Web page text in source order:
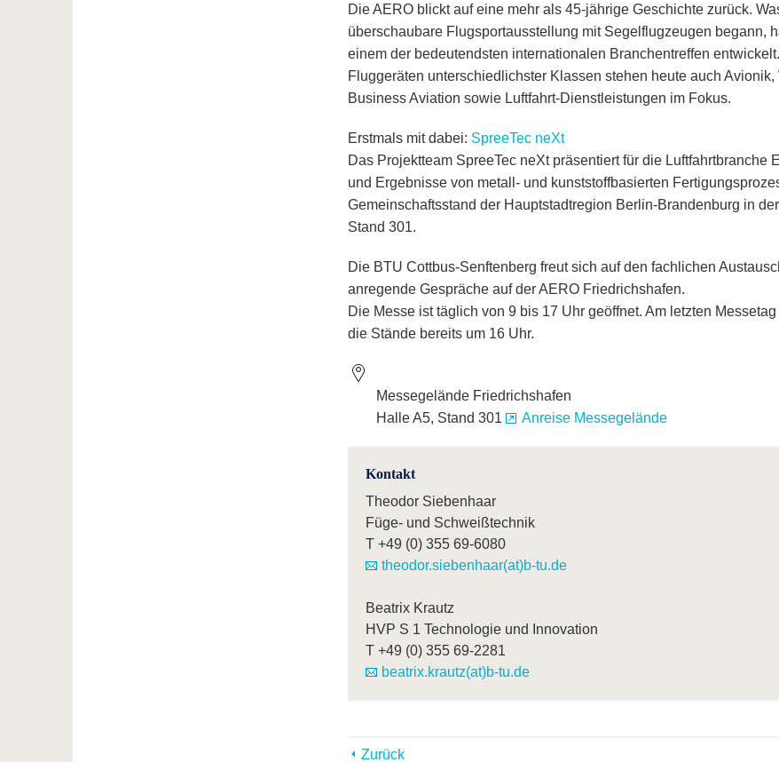
Die AERO blickt auf eine mehr als 45-jährige Geschichte zurück.
überschaubare Flugsportausstellung mit Segelflugzeugen begann,
einem der bedeutendsten internationalen Branchentreffen
Fluggeräten unterschiedlichster Klassen stehen heute auch Avionik,
Business Aviation sowie Luftfahrt-Dienstleistungen im Fokus.
Erstmals mit dabei: SpreeTec neXt
Das Projektteam SpreeTec neXt präsentiert für die Luftfahrtbranche
und Ergebnisse von metall- und kunststoffbasierten
Gemeinschaftsstand der Hauptstadtregion Berlin-Brandenburg in
Stand 301.
Die BTU Cottbus-Senftenberg freut sich auf den fachlichen
anregende Gespräche auf der AERO Friedrichshafen.
Die Messe ist täglich von 9 bis 17 Uhr geöffnet. Am letzten
die Stände bereits um 16 Uhr.
Messegelände Friedrichshafen
Halle A5, Stand 301
Anreise Messegelände
Kontakt
Theodor Siebenhaar
Füge- und Schweißtechnik
T +49 (0) 355 69-6080
theodor.siebenhaar(at)b-tu.de
Beatrix Krautz
HVP S 1 Technologie und Innovation
T +49 (0) 355 69-2281
beatrix.krautz(at)b-tu.de
Zurück